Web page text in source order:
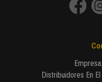
Empresa:
Distribuidores En